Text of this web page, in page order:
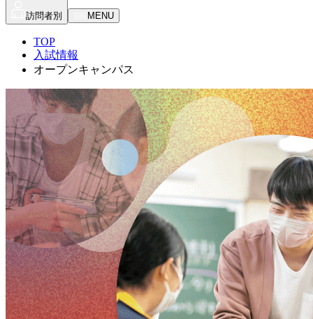
訪問者別 MENU
TOP
入試情報
オープンキャンパス